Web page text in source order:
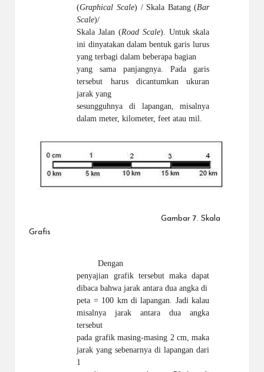
(Graphical Scale) / Skala Batang (Bar
Scale)/
Skala Jalan (Road Scale). Untuk skala
ini dinyatakan dalam bentuk garis lurus
yang terbagi dalam beberapa bagian
yang sama panjangnya. Pada garis
tersebut harus dicantumkan ukuran
jarak yang
sesungguhnya di lapangan, misalnya
dalam meter, kilometer, feet atau mil.
Gambar 7. Skala
Grafis
Dengan
penyajian grafik tersebut maka dapat
dibaca bahwa jarak antara dua angka di
peta = 100 km di lapangan. Jadi kalau
misalnya jarak antara dua angka
tersebut
pada grafik masing-masing 2 cm, maka
jarak yang sebenarnya di lapangan dari
1